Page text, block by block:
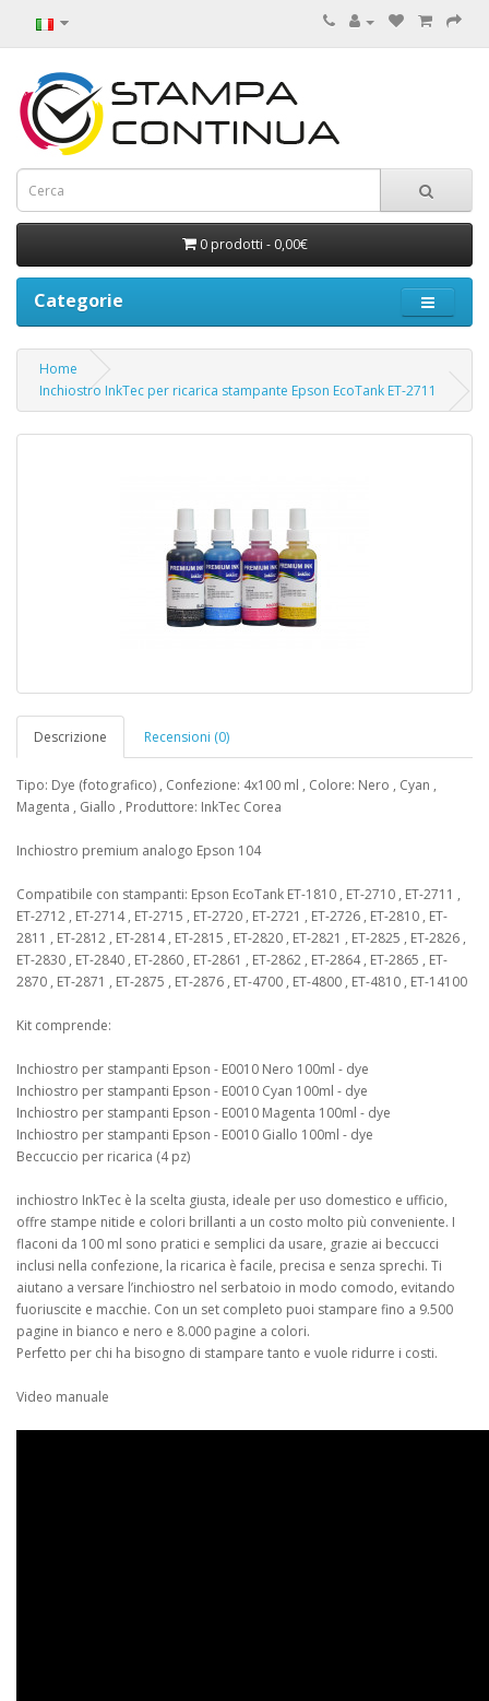
0 prodotti - 0,00€
Categorie
Home
Inchiostro InkTec per ricarica stampante Epson EcoTank ET-2711
Descrizione Recensioni (0)
Tipo: Dye (fotografico) , Confezione: 4x100 ml , Colore: Nero , Cyan ,
Magenta , Giallo , Produttore: InkTec Corea
Inchiostro premium analogo Epson 104
Compatibile con stampanti: Epson EcoTank ​ET-1810 , ET-2710 , ET-2711 ,
ET-2712 , ET-2714 , ET-2715 , ET-2720 , ET-2721 , ET-2726 , ET-2810 , ET-
2811 , ET-2812 , ET-2814 , ET-2815 , ET-2820 , ET-2821 , ET-2825 , ET-2826 ,
ET-2830 , ET-2840 , ET-2860 , ET-2861 , ET-2862 , ET-2864 , ET-2865 , ET-
2870 , ET-2871 , ET-2875 , ET-2876 , ET-4700 , ET-4800 , ET-4810 , ET-14100
Kit comprende:
Inchiostro per stampanti Epson - E0010 Nero 100ml - dye
Inchiostro per stampanti Epson - E0010 Cyan 100ml - dye
Inchiostro per stampanti Epson - E0010 Magenta 100ml - dye
Inchiostro per stampanti Epson - E0010 Giallo 100ml - dye
Beccuccio per ricarica (4 pz)
inchiostro InkTec è la scelta giusta, ideale per uso domestico e ufficio,
offre stampe nitide e colori brillanti a un costo molto più conveniente. I
flaconi da 100 ml sono pratici e semplici da usare, grazie ai beccucci
inclusi nella confezione, la ricarica è facile, precisa e senza sprechi. Ti
aiutano a versare l’inchiostro nel serbatoio in modo comodo, evitando
fuoriuscite e macchie. Con un set completo puoi stampare fino a 9.500
pagine in bianco e nero e 8.000 pagine a colori.
Perfetto per chi ha bisogno di stampare tanto e vuole ridurre i costi.
Video manuale